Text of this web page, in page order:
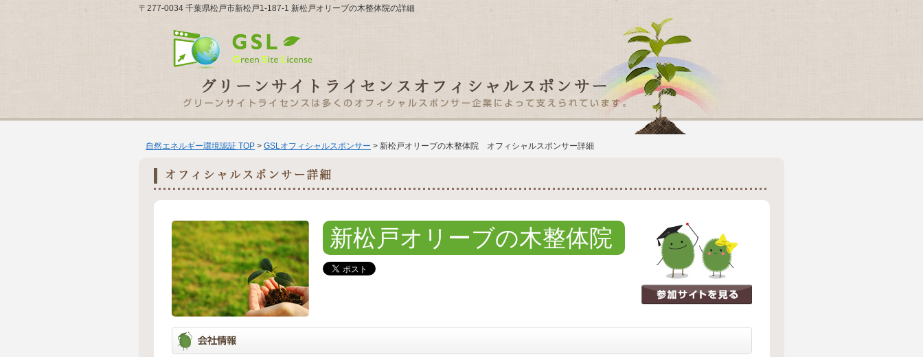
〒277-0034 千葉県松戸市新松戸1-187-1 新松戸オリーブの木整体院の詳細
自然エネルギー環境認証 TOP > GSLオフィシャルスポンサー > 新松戸オリーブの木整体院 オフィシャルスポンサー詳細
新松戸オリーブの木整体院